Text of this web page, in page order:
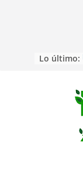
Lo último: